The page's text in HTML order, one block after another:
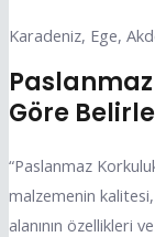
Karadeniz, Ege,
Göre
“Paslanmaz
malzemenin
alanının özellikleri